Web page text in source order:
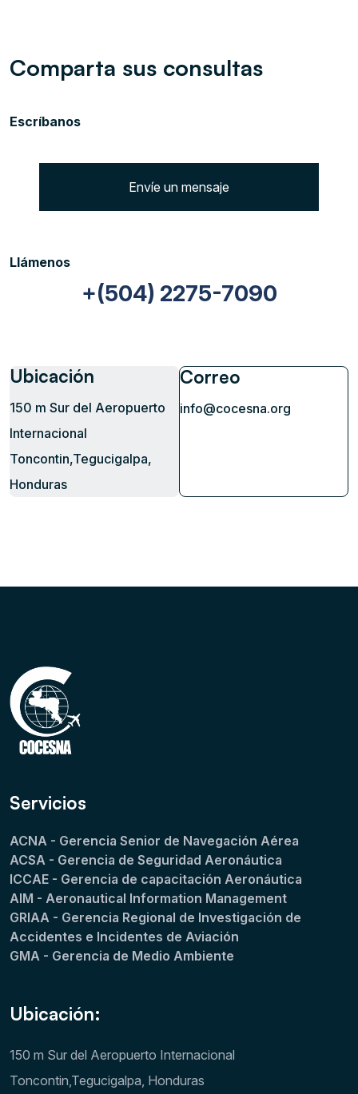
Comparta sus consultas
Escríbanos
Envíe un mensaje
Llámenos
+(504) 2275-7090
Ubicación
150 m Sur del Aeropuerto
Internacional
Toncontin,Tegucigalpa,
Honduras
Correo
info@cocesna.org
Servicios
ACNA - Gerencia Senior de Navegación Aérea
ACSA - Gerencia de Seguridad Aeronáutica
ICCAE - Gerencia de capacitación Aeronáutica
AIM - Aeronautical Information Management
GRIAA - Gerencia Regional de Investigación de
Accidentes e Incidentes de Aviación
GMA - Gerencia de Medio Ambiente
Ubicación:
150 m Sur del Aeropuerto Internacional
Toncontin,Tegucigalpa, Honduras